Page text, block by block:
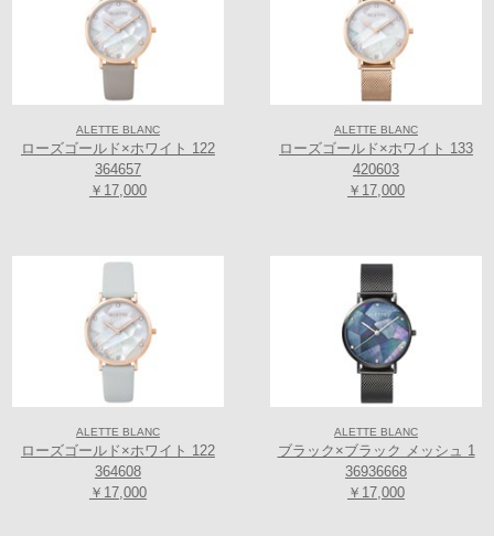
ALETTE BLANC
ローズゴールド×ホワイト 122
364657
￥17,000
ALETTE BLANC
ローズゴールド×ホワイト 133
420603
￥17,000
ALETTE BLANC
ローズゴールド×ホワイト 122
364608
￥17,000
ALETTE BLANC
ブラック×ブラック メッシュ 1
36936668
￥17,000